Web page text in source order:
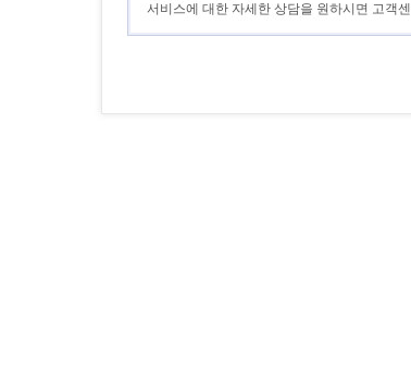
서비스에 대한 자세한 상담을 원하시면 고객